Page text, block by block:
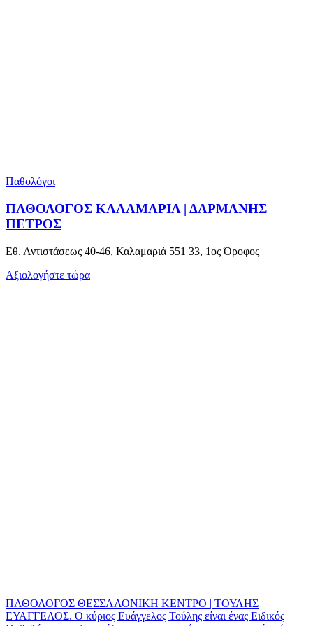
Παθολόγοι
ΠΑΘΟΛΟΓΟΣ ΚΑΛΑΜΑΡΙΑ | ΔΑΡΜΑΝΗΣ
ΠΕΤΡΟΣ
Εθ. Αντιστάσεως 40-46, Καλαμαριά 551 33, 1ος Όροφος
Αξιολογήστε τώρα
ΠΑΘΟΛΟΓΟΣ ΘΕΣΣΑΛΟΝΙΚΗ ΚΕΝΤΡΟ | ΤΟΥΛΗΣ
ΕΥΑΓΓΕΛΟΣ. Ο κύριος Ευάγγελος Τούλης είναι ένας Ειδικός